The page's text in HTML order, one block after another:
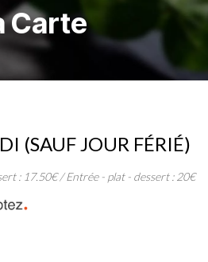
Carte
(SAUF JOUR FÉRIÉ)
: 17.50€ / Entrée - plat - dessert : 20€